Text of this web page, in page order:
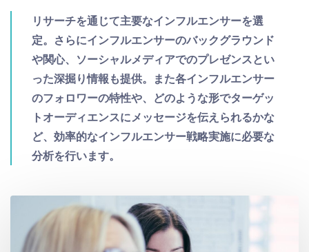
リサーチを通じて主要なインフルエンサーを選
定。さらにインフルエンサーのバックグラウンド
や関心、ソーシャルメディアでのプレゼンスとい
った深掘り情報も提供。また各インフルエンサー
のフォロワーの特性や、どのような形でターゲッ
トオーディエンスにメッセージを伝えられるかな
ど、効率的なインフルエンサー戦略実施に必要な
分析を行います。